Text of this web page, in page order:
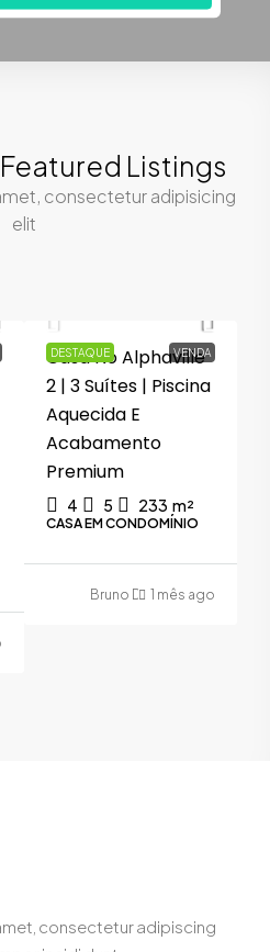
Listings
consectetur adipisicing
elit
DESTAQUE VENDA
Casa No Alphaville
2 | 3 Suítes | Piscina
Aquecida E
Acabamento
Premium
4 5 233 m²
CASA EM CONDOMÍNIO
Bruno Defensor
1 mês ago
consectetur adipiscing